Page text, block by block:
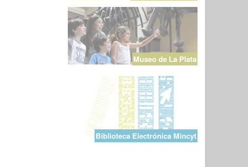
Museo de La Plata
Biblioteca Electrónica Mincyt